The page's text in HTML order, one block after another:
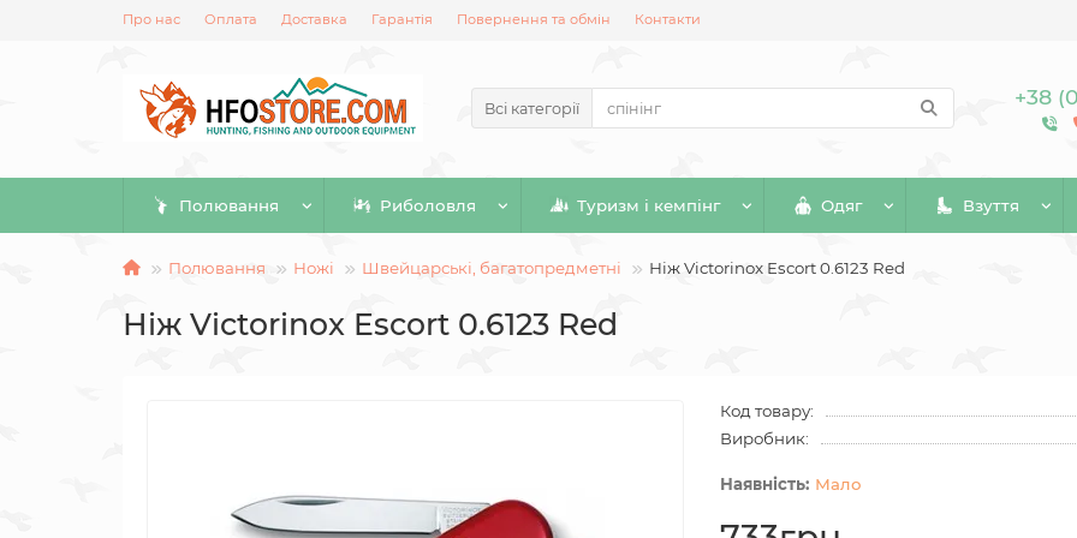
Про нас Оплата Доставка Гарантія Повернення та обмін Контакти
Всі категорії +38
Полювання Риболовля Туризм і кемпінг Одяг Взуття
Полювання Ножі Швейцарські, багатопредметні Ніж Victorinox Escort 0.6123 Red
Ніж Victorinox Escort 0.6123 Red
Код товару:
Виробник:
Мало